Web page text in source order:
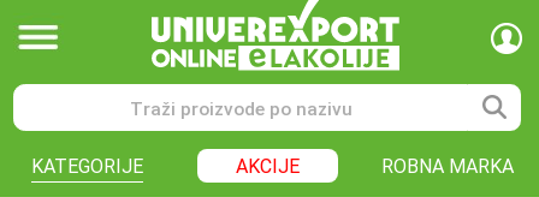
KATEGORIJE AKCIJE ROBNA MARKA